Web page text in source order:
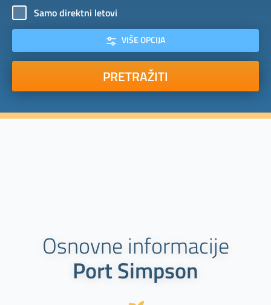
Samo direktni letovi
VIŠE OPCIJA
PRETRAŽITI
Osnovne informacije
Port Simpson